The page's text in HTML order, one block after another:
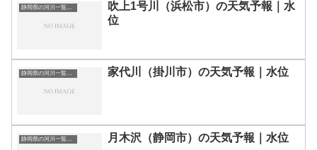
静岡県の河川一覧まとめ静岡県の河川を市町村別に一覧化しました。伊東市伊豆の国市伊豆市下田市賀茂郡河津町賀茂郡松崎町賀茂郡西伊豆町賀茂郡東伊豆町賀茂郡南伊豆町掛川市菊川市湖西市御前崎市御殿場市三島市周智郡森町駿東郡小山町駿東郡清水町駿東郡長泉町沼津市焼津市榛原郡吉田町榛原郡川根本町裾野市静岡市袋井市田方郡函南町島田市藤枝市熱海市磐田市浜松市富士宮市富士市牧之原市-静岡県の河川一覧
吹上1号川（浜松市）の天気予報｜水
位
静岡県の河川一覧まとめ静岡県の河川を市町村別に一覧化しました。伊東市伊豆の国市伊豆市下田市賀茂郡河津町賀茂郡松崎町賀茂郡西伊豆町賀茂郡東伊豆町賀茂郡南伊豆町掛川市菊川市湖西市御前崎市御殿場市三島市周智郡森町駿東郡小山町駿東郡清水町駿東郡長泉町沼津市焼津市榛原郡吉田町榛原郡川根本町裾野市静岡市袋井市田方郡函南町島田市藤枝市熱海市磐田市浜松市富士宮市富士市牧之原市-静岡県の河川一覧 家代川（掛川市）の天気予報｜水位
静岡県の河川一覧まとめ静岡県の河川を市町村別に一覧化しました。伊東市伊豆の国市伊豆市下田市賀茂郡河津町賀茂郡松崎町賀茂郡西伊豆町賀茂郡東伊豆町賀茂郡南伊豆町掛川市菊川市湖西市御前崎市御殿場市三島市周智郡森町駿東郡小山町駿東郡清水町駿東郡長泉町沼津市焼津市榛原郡吉田町榛原郡川根本町裾野市静岡市袋井市田方郡函南町島田市藤枝市熱海市磐田市浜松市富士宮市富士市牧之原市-静岡県の河川一覧 月木沢（静岡市）の天気予報｜水位